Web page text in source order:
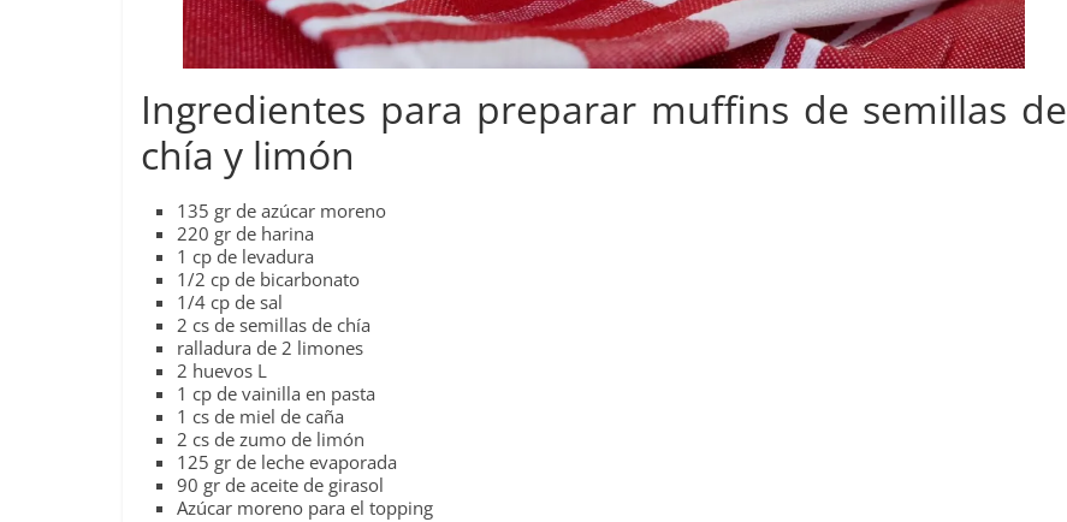
Ingredientes para preparar muffins de semillas de
chía y limón
135 gr de azúcar moreno
220 gr de harina
1 cp de levadura
1/2 cp de bicarbonato
1/4 cp de sal
2 cs de semillas de chía
ralladura de 2 limones
2 huevos L
1 cp de vainilla en pasta
1 cs de miel de caña
2 cs de zumo de limón
125 gr de leche evaporada
90 gr de aceite de girasol
Azúcar moreno para el topping